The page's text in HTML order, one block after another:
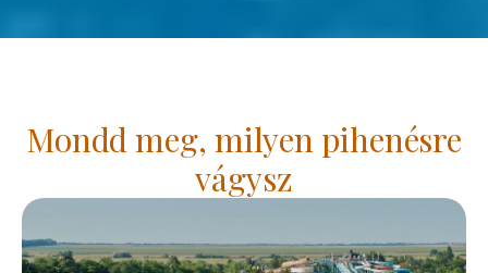
Mondd meg, milyen pihenésre
vágysz